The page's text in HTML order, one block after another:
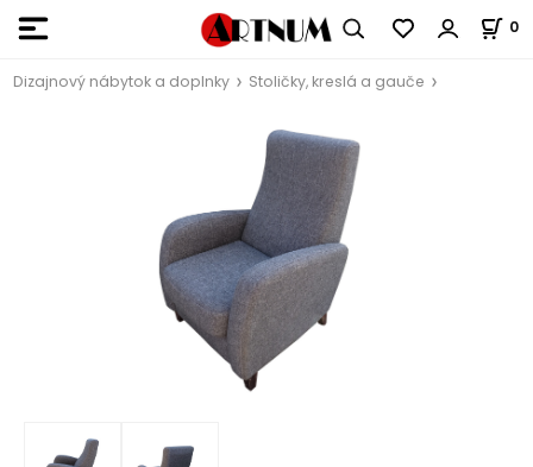
0
Dizajnový nábytok a doplnky Stoličky, kreslá a gauče